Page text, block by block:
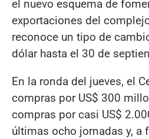
el nuevo esquema de
exportaciones del
reconoce un tipo de
dólar hasta el 30 de
En la ronda del jueves, el
compras por US$ 300
compras por casi US$
últimas ocho jornadas y, a